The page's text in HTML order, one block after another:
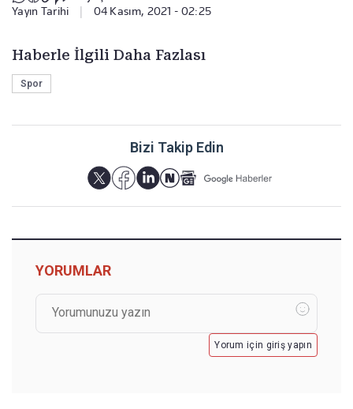
Yayın Tarihi 04 Kasım, 2021 - 02:25
Haberle İlgili Daha Fazlası
Spor
Bizi Takip Edin
YORUMLAR
Yorum için giriş yapın